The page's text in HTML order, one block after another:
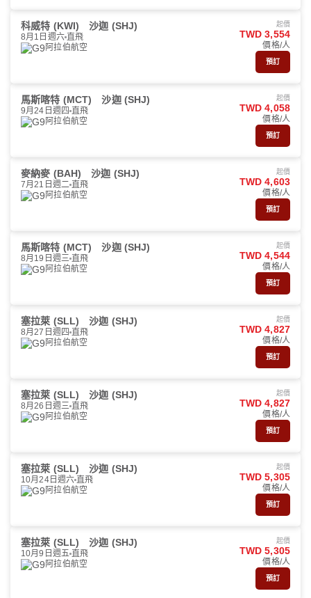
科威特 (KWI) 沙迦 (SHJ)
8月1日週六 直飛
阿拉伯航空
起價
TWD 3,554
價格/人
預訂
馬斯喀特 (MCT) 沙迦 (SHJ)
9月24日週四 直飛
阿拉伯航空
起價
TWD 4,058
價格/人
預訂
麥納麥 (BAH) 沙迦 (SHJ)
7月21日週二 直飛
阿拉伯航空
起價
TWD 4,603
價格/人
預訂
馬斯喀特 (MCT) 沙迦 (SHJ)
8月19日週三 直飛
阿拉伯航空
起價
TWD 4,544
價格/人
預訂
塞拉萊 (SLL) 沙迦 (SHJ)
8月27日週四 直飛
阿拉伯航空
起價
TWD 4,827
價格/人
預訂
塞拉萊 (SLL) 沙迦 (SHJ)
8月26日週三 直飛
阿拉伯航空
起價
TWD 4,827
價格/人
預訂
塞拉萊 (SLL) 沙迦 (SHJ)
10月24日週六 直飛
阿拉伯航空
起價
TWD 5,305
價格/人
預訂
塞拉萊 (SLL) 沙迦 (SHJ)
10月9日週五 直飛
阿拉伯航空
起價
TWD 5,305
價格/人
預訂